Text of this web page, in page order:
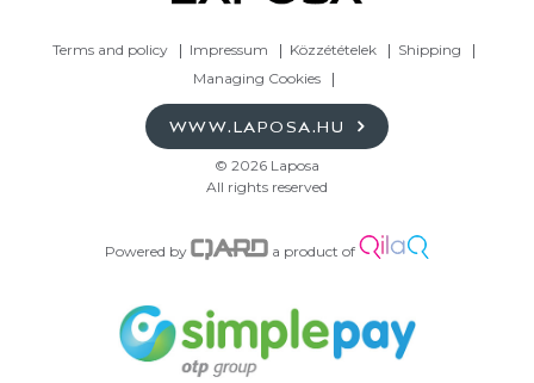
Terms and policy Impressum Közzétételek
Shipping
Managing Cookies
WWW.LAPOSA.HU
© 2026 Laposa
All rights reserved
Powered by a product of